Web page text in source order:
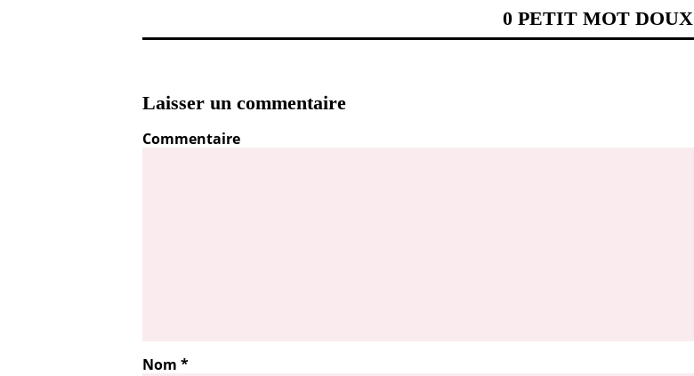
0 PETIT MOT DOUX
Laisser un commentaire
Commentaire
Nom *